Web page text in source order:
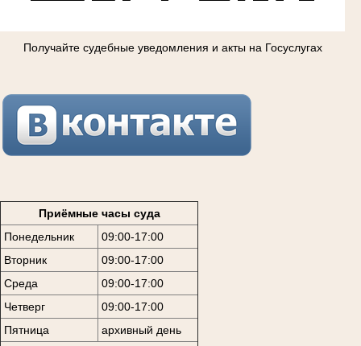
Получайте судебные уведомления и акты на Госуслугах
Приёмные часы суда
Понедельник
09:00-17:00
Вторник
09:00-17:00
Среда
09:00-17:00
Четверг
09:00-17:00
Пятница
архивный день